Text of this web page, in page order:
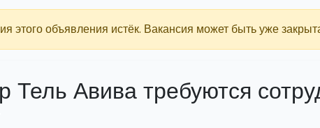
этого объявления истёк. Вакансия может быть уже
Тель Авива требуются